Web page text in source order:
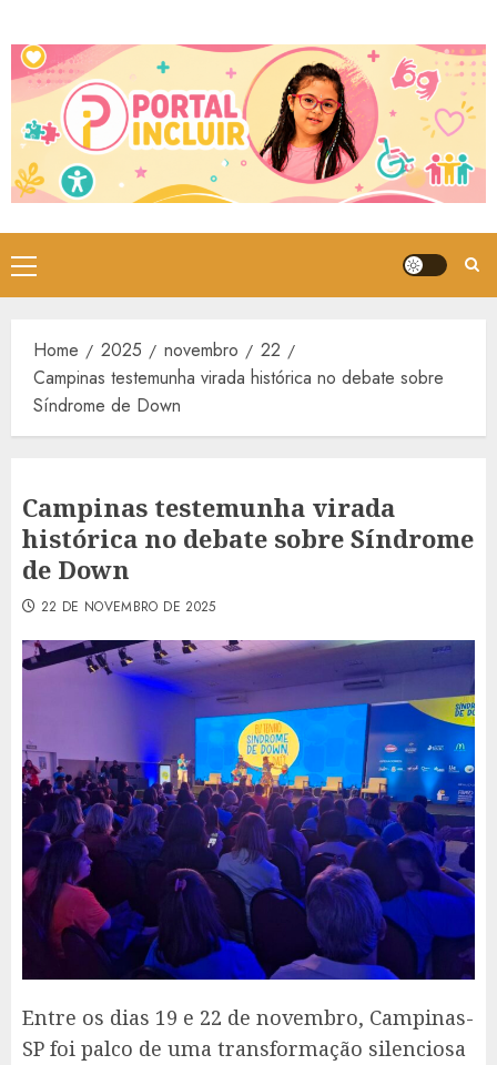
to
content
Primary
Menu
Home 2025 novembro
22
Campinas testemunha virada histórica no debate sobre
Síndrome de Down
Campinas testemunha virada
histórica no debate sobre Síndrome
de Down
22 DE NOVEMBRO DE 2025
Entre os dias 19 e 22 de novembro, Campinas-
SP foi palco de uma transformação silenciosa